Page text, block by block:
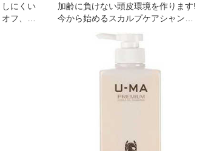
にくい
フ、頭
加齢に負けない頭皮環境を作ります!
今から始めるスカルプケアシャンプ